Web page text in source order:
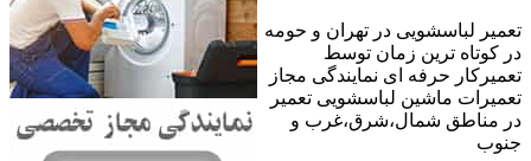
تعمیر لباسشویی در تهران و حومه
در کوتاه ترین زمان توسط
تعمیرکار حرفه ای نمایندگی مجاز
تعمیرات ماشین لباسشویی تعمیر
در مناطق شمال،شرق،غرب و
جنوب